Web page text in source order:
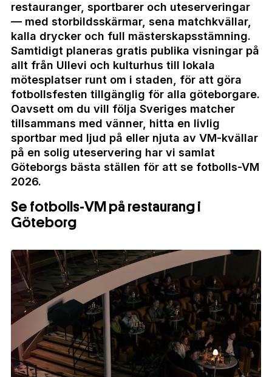
restauranger, sportbarer och uteserveringar
— med storbildsskärmar, sena matchkvällar,
kalla drycker och full mästerskapsstämning.
Samtidigt planeras gratis publika visningar på
allt från Ullevi och kulturhus till lokala
mötesplatser runt om i staden, för att göra
fotbollsfesten tillgänglig för alla göteborgare.
Oavsett om du vill följa Sveriges matcher
tillsammans med vänner, hitta en livlig
sportbar med ljud på eller njuta av VM-kvällar
på en solig uteservering har vi samlat
Göteborgs bästa ställen för att se fotbolls-VM
2026.
Se fotbolls-VM på restaurang i
Göteborg